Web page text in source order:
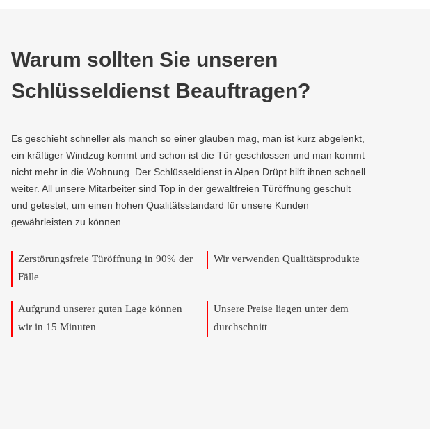
Warum sollten Sie unseren
Schlüsseldienst Beauftragen?
Es geschieht schneller als manch so einer glauben mag, man ist kurz abgelenkt,
ein kräftiger Windzug kommt und schon ist die Tür geschlossen und man kommt
nicht mehr in die Wohnung. Der Schlüsseldienst in Alpen Drüpt hilft ihnen schnell
weiter. All unsere Mitarbeiter sind Top in der gewaltfreien Türöffnung geschult
und getestet, um einen hohen Qualitätsstandard für unsere Kunden
gewährleisten zu können.
Zerstörungsfreie Türöffnung in 90% der
Fälle
Wir verwenden Qualitätsprodukte
Aufgrund unserer guten Lage können
wir in 15 Minuten
Unsere Preise liegen unter dem
durchschnitt